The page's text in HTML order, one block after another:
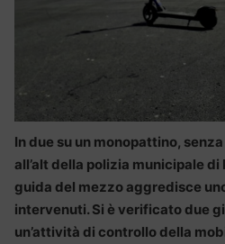
In due su un monopattino,
all’alt della polizia municipale di
guida del mezzo aggredisce
intervenuti. Si è verificato due
un’attività di controllo della